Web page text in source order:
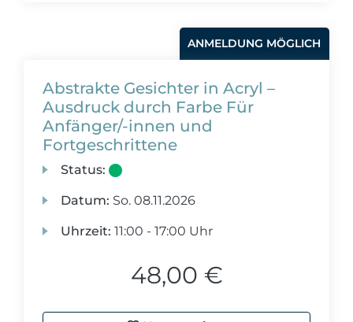
ANMELDUNG MÖGLICH
Abstrakte Gesichter in Acryl –
Ausdruck durch Farbe Für
Anfänger/-innen und
Fortgeschrittene
Status:
Datum: So. 08.11.2026
Uhrzeit: 11:00 - 17:00 Uhr
48,00 €